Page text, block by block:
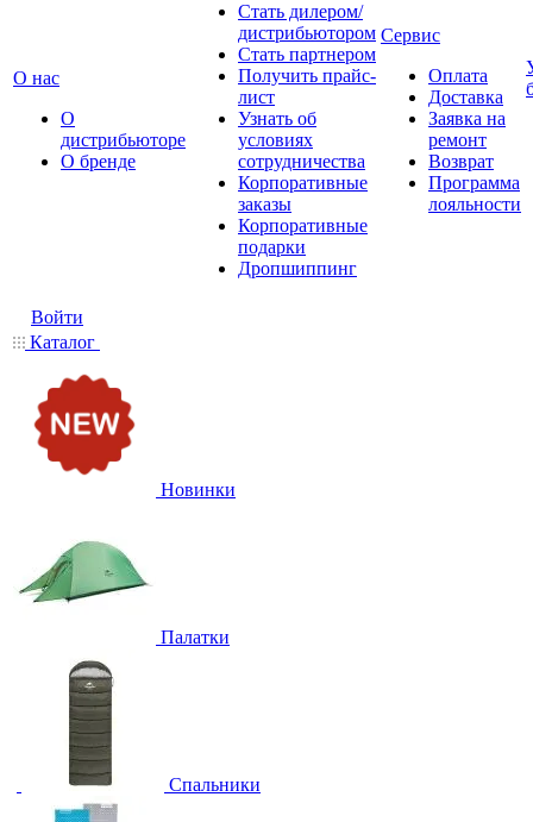
О нас
О
дистрибьюторе
О бренде
Стать дилером/
дистрибьютором
Стать партнером
Получить прайс-
лист
Узнать об
условиях
сотрудничества
Корпоративные
заказы
Корпоративные
подарки
Дропшиппинг
Сервис
Оплата
Доставка
Заявка на
ремонт
Возврат
Программа
лояльности
Войти
Каталог
Новинки
Палатки
Спальники